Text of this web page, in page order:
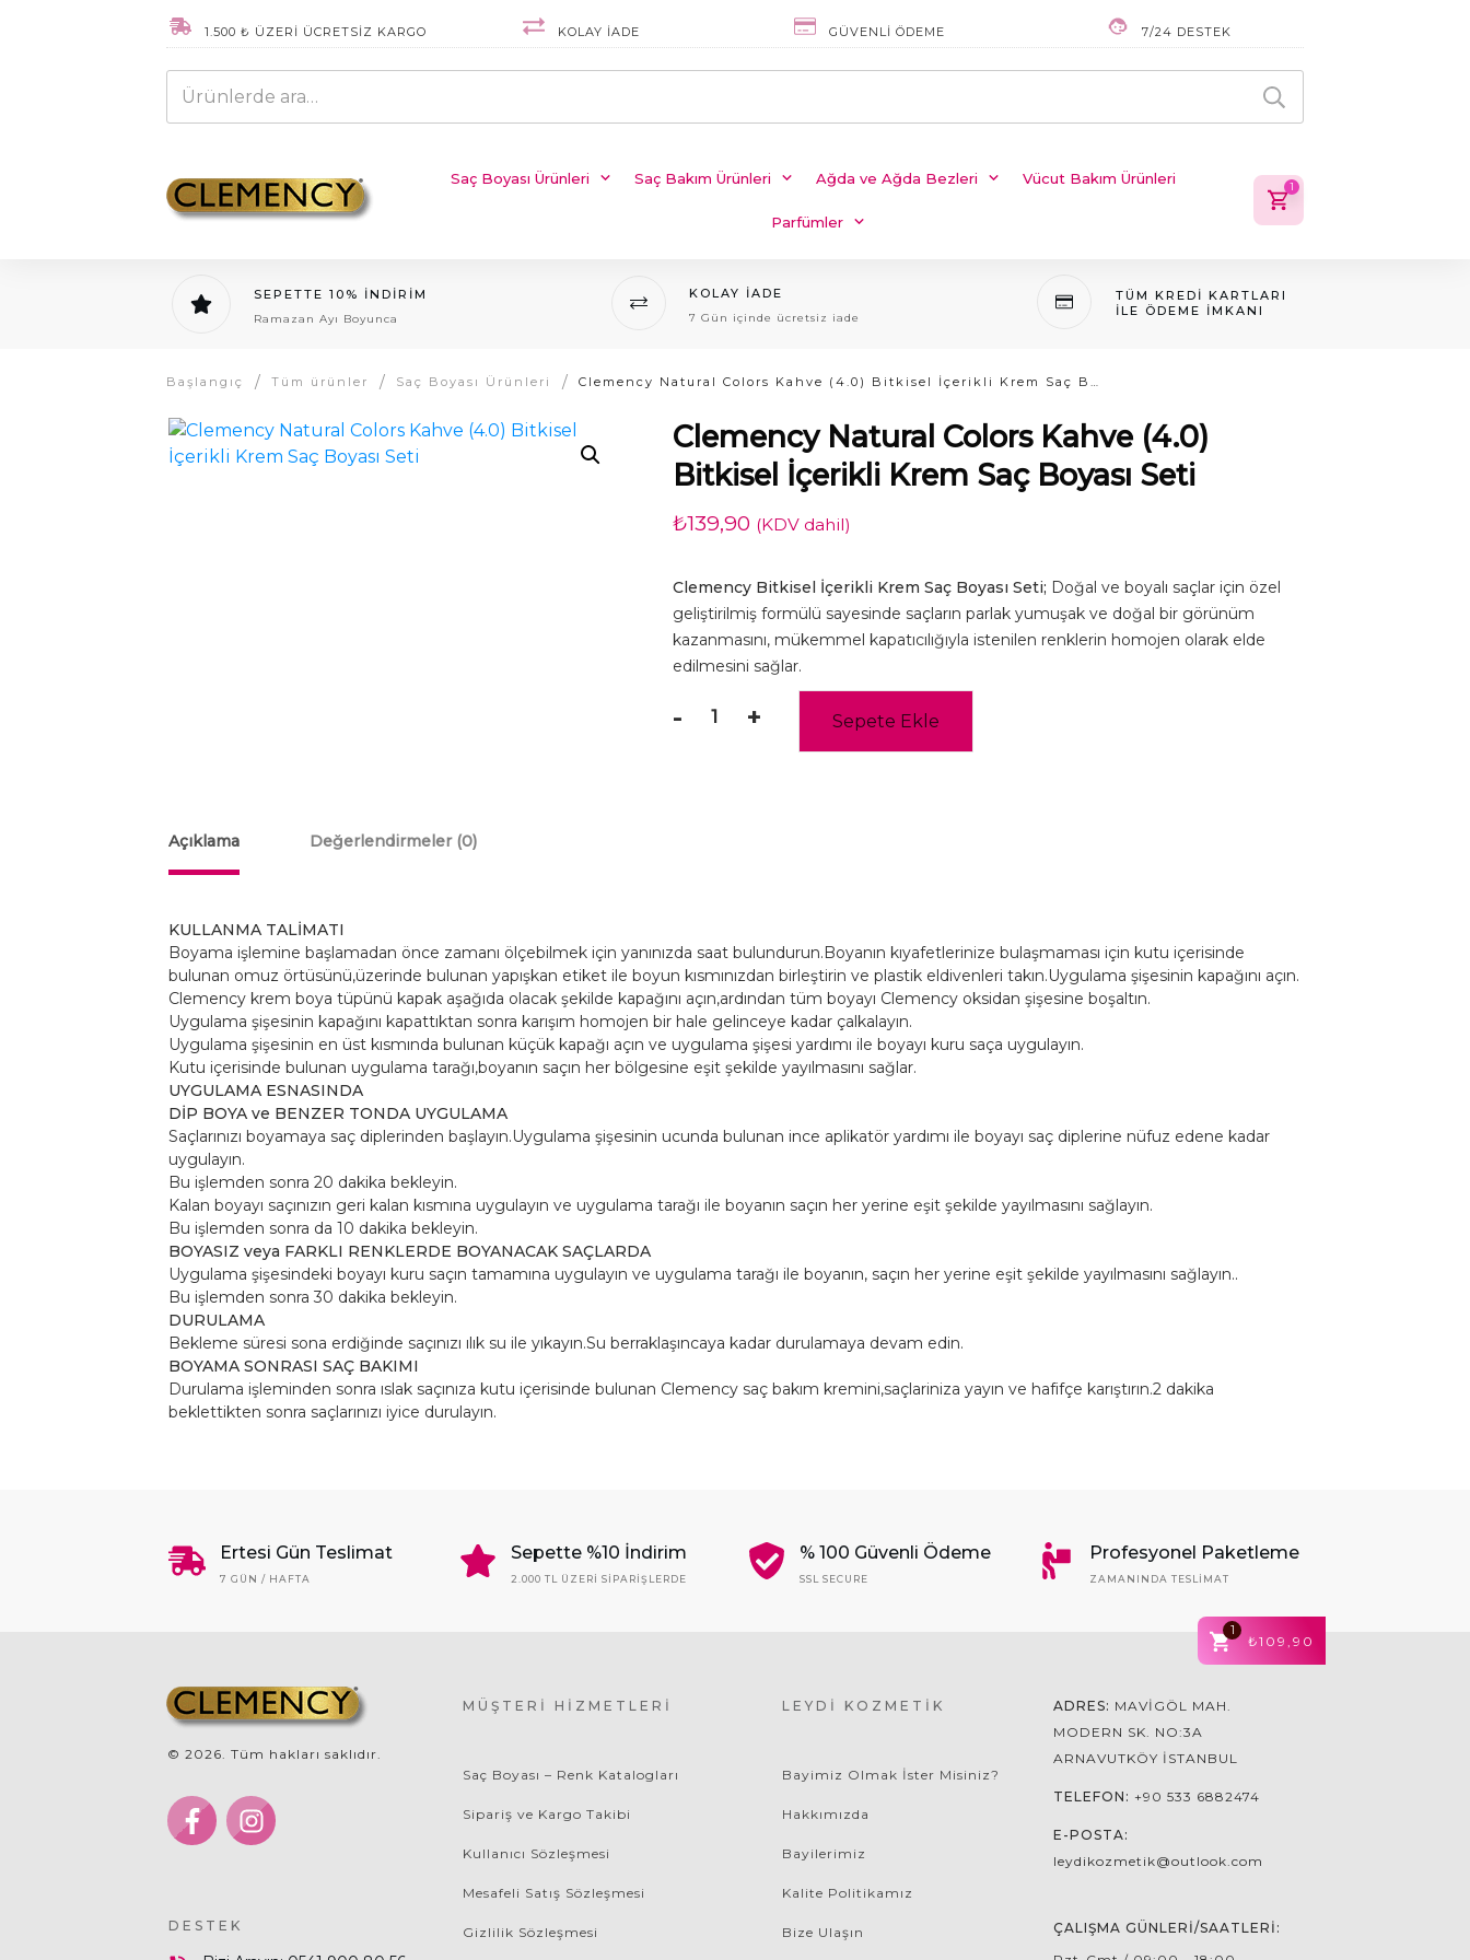
1.500 ₺ ÜZERİ ÜCRETSİZ KARGO KOLAY IADE GÜVENLI ÖDEME 7/24 DESTEK
Ara:
Saç Boyası Ürünleri Saç Bakım Ürünleri Ağda ve Ağda Bezleri Vücut Bakım Ürünleri
Parfümler
1
SEPETTE 10% İNDİRİM
Ramazan Ayı Boyunca
KOLAY IADE
7 Gün içinde ücretsiz iade
TÜM KREDI KARTLARI
ILE ÖDEME IMKANI
Başlangıç / Tüm ürünler / Saç Boyası Ürünleri / Clemency Natural Colors Kahve (4.0) Bitkisel İçerikli Krem Saç Boyası Seti
Clemency Natural Colors Kahve (4.0)
Bitkisel İçerikli Krem Saç Boyası Seti
₺139,90 (KDV dahil)
Clemency Bitkisel İçerikli Krem Saç Boyası Seti; Doğal ve boyalı saçlar için özel
geliştirilmiş formülü sayesinde saçların parlak yumuşak ve doğal bir görünüm
kazanmasını, mükemmel kapatıcılığıyla istenilen renklerin homojen olarak elde
edilmesini sağlar.
-
Clemency
Boyası
Seti
adet
+ Sepete Ekle
Açıklama Değerlendirmeler (0)
KULLANMA TALİMATI
Boyama işlemine başlamadan önce zamanı ölçebilmek için yanınızda saat bulundurun.Boyanın kıyafetlerinize bulaşmaması için kutu içerisinde
bulunan omuz örtüsünü,üzerinde bulunan yapışkan etiket ile boyun kısmınızdan birleştirin ve plastik eldivenleri takın.Uygulama şişesinin kapağını açın.
Clemency krem boya tüpünü kapak aşağıda olacak şekilde kapağını açın,ardından tüm boyayı Clemency oksidan şişesine boşaltın.
Uygulama şişesinin kapağını kapattıktan sonra karışım homojen bir hale gelinceye kadar çalkalayın.
Uygulama şişesinin en üst kısmında bulunan küçük kapağı açın ve uygulama şişesi yardımı ile boyayı kuru saça uygulayın.
Kutu içerisinde bulunan uygulama tarağı,boyanın saçın her bölgesine eşit şekilde yayılmasını sağlar.
UYGULAMA ESNASINDA
DİP BOYA ve BENZER TONDA UYGULAMA
Saçlarınızı boyamaya saç diplerinden başlayın.Uygulama şişesinin ucunda bulunan ince aplikatör yardımı ile boyayı saç diplerine nüfuz edene kadar
uygulayın.
Bu işlemden sonra 20 dakika bekleyin.
Kalan boyayı saçınızın geri kalan kısmına uygulayın ve uygulama tarağı ile boyanın saçın her yerine eşit şekilde yayılmasını sağlayın.
Bu işlemden sonra da 10 dakika bekleyin.
BOYASIZ veya FARKLI RENKLERDE BOYANACAK SAÇLARDA
Uygulama şişesindeki boyayı kuru saçın tamamına uygulayın ve uygulama tarağı ile boyanın, saçın her yerine eşit şekilde yayılmasını sağlayın..
Bu işlemden sonra 30 dakika bekleyin.
DURULAMA
Bekleme süresi sona erdiğinde saçınızı ılık su ile yıkayın.Su berraklaşıncaya kadar durulamaya devam edin.
BOYAMA SONRASI SAÇ BAKIMI
Durulama işleminden sonra ıslak saçınıza kutu içerisinde bulunan Clemency saç bakım kremini,saçlariniza yayın ve hafifçe karıştırın.2 dakika
beklettikten sonra saçlarınızı iyice durulayın.
Ertesi Gün Teslimat
7 GÜN / HAFTA
Sepette %10 İndirim
2.000 TL ÜZERI SIPARIŞLERDE
% 100 Güvenli Ödeme
SSL SECURE
Profesyonel Paketleme
ZAMANINDA TESLIMAT
1
₺109,90
© 2026. Tüm hakları saklıdır.
DESTEK
MÜŞTERI HIZMETLERI
Saç Boyası – Renk Katalogları
Sipariş ve Kargo Takibi
Kullanıcı Sözleşmesi
Mesafeli Satış Sözleşmesi
Gizlilik Sözleşmesi
LEYDI KOZMETIK
Bayimiz Olmak İster Misiniz?
Hakkımızda
Bayilerimiz
Kalite Politikamız
Bize Ulaşın
ADRES: MAVIGÖL MAH.
MODERN SK. NO:3A
ARNAVUTKÖY İSTANBUL
TELEFON: +90 533 6882474
E-POSTA:
leydikozmetik@outlook.com
ÇALIŞMA GÜNLERI/SAATLERI: